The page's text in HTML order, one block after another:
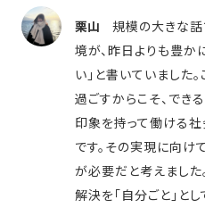
栗山
規模の大きな話
境が、昨日よりも豊か
い」と書いていました
過ごすからこそ、でき
印象を持って働ける
です。その実現に向け
が必要だと考えました
解決を「自分ごと」と